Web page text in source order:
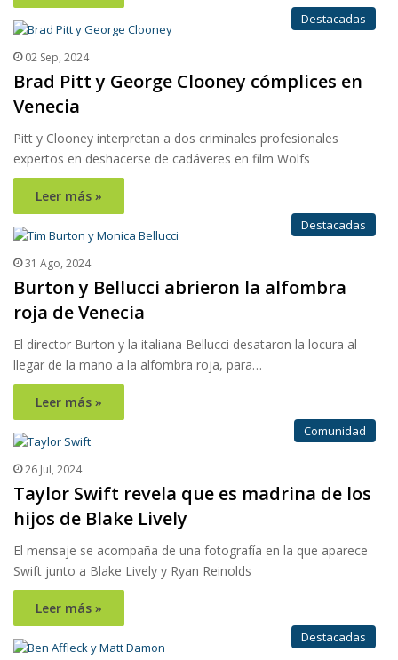
Destacadas
02 Sep, 2024
Brad Pitt y George Clooney cómplices en
Venecia
Pitt y Clooney interpretan a dos criminales profesionales
expertos en deshacerse de cadáveres en film Wolfs
Leer más »
Destacadas
31 Ago, 2024
Burton y Bellucci abrieron la alfombra
roja de Venecia
El director Burton y la italiana Bellucci desataron la locura al
llegar de la mano a la alfombra roja, para…
Leer más »
Comunidad
26 Jul, 2024
Taylor Swift revela que es madrina de los
hijos de Blake Lively
El mensaje se acompaña de una fotografía en la que aparece
Swift junto a Blake Lively y Ryan Reinolds
Leer más »
Destacadas